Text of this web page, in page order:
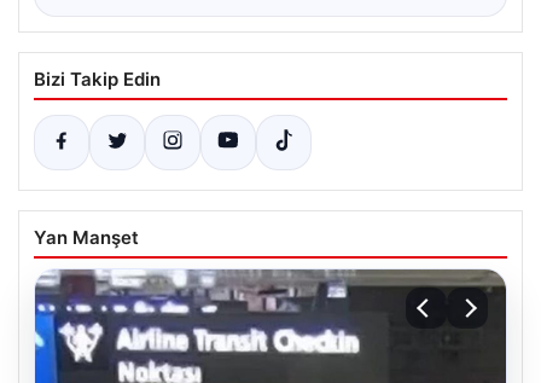
Bizi Takip Edin
Yan Manşet